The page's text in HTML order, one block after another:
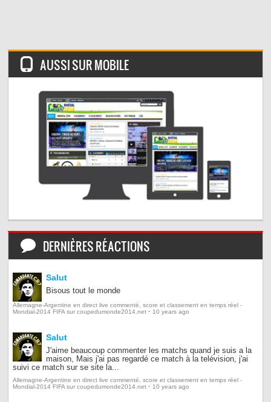
AUSSI SUR MOBILE
DERNIÈRES RÉACTIONS
Salut
Bisous tout le monde
Allemagne-Argentine en direct live commenté, score et classement en temps réel -
Mondial-2014 FIFA sur coupedumonde2014.net · 10 years ago
Salut
J'aime beaucoup commenter les matchs quand je suis a la
maison, Mais j'ai pas regardé ce match à la telévision, j'ai
suivi ce match sur se site la...
Allemagne-Argentine en direct live commenté, score et classement en temps réel -
Mondial-2014 FIFA sur coupedumonde2014.net · 10 years ago